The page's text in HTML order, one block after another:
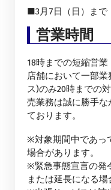
■3月7日（日）まで
営業時間
18時までの短縮営業
店舗において一部
ス)のみ20時までの
売業務は誠に勝手な
ております。
※対象期間中であっ
場合があります。
※緊急事態宣言の発
または延長になる場